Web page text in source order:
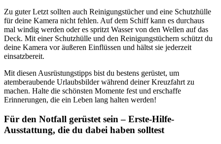
Zu guter Letzt sollten auch Reinigungstücher und eine Schutzhülle
für deine Kamera nicht fehlen. Auf dem Schiff kann es durchaus
mal windig werden oder es spritzt Wasser von den Wellen auf das
Deck. Mit einer Schutzhülle und den Reinigungstüchern schützt du
deine Kamera vor äußeren Einflüssen und hältst sie jederzeit
einsatzbereit.
Mit diesen Ausrüstungstipps bist du bestens gerüstet, um
atemberaubende Urlaubsbilder während deiner Kreuzfahrt zu
machen. Halte die schönsten Momente fest und erschaffe
Erinnerungen, die ein Leben lang halten werden!
Für den Notfall gerüstet sein – Erste-Hilfe-
Ausstattung, die du dabei haben solltest